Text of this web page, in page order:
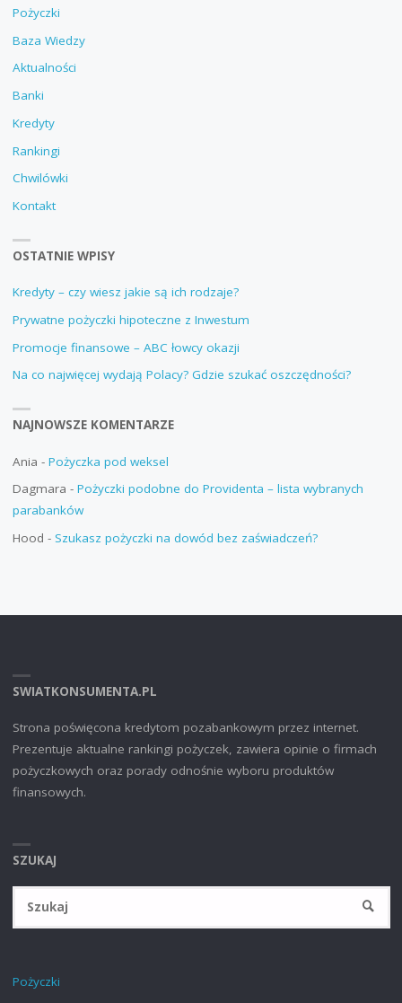
Pożyczki
Baza Wiedzy
Aktualności
Banki
Kredyty
Rankingi
Chwilówki
Kontakt
OSTATNIE WPISY
Kredyty – czy wiesz jakie są ich rodzaje?
Prywatne pożyczki hipoteczne z Inwestum
Promocje finansowe – ABC łowcy okazji
Na co najwięcej wydają Polacy? Gdzie szukać oszczędności?
NAJNOWSZE KOMENTARZE
Ania - Pożyczka pod weksel
Dagmara - Pożyczki podobne do Providenta – lista wybranych
parabanków
Hood - Szukasz pożyczki na dowód bez zaświadczeń?
SWIATKONSUMENTA.PL
Strona poświęcona kredytom pozabankowym przez internet.
Prezentuje aktualne rankingi pożyczek, zawiera opinie o firmach
pożyczkowych oraz porady odnośnie wyboru produktów
finansowych.
SZUKAJ
Pożyczki